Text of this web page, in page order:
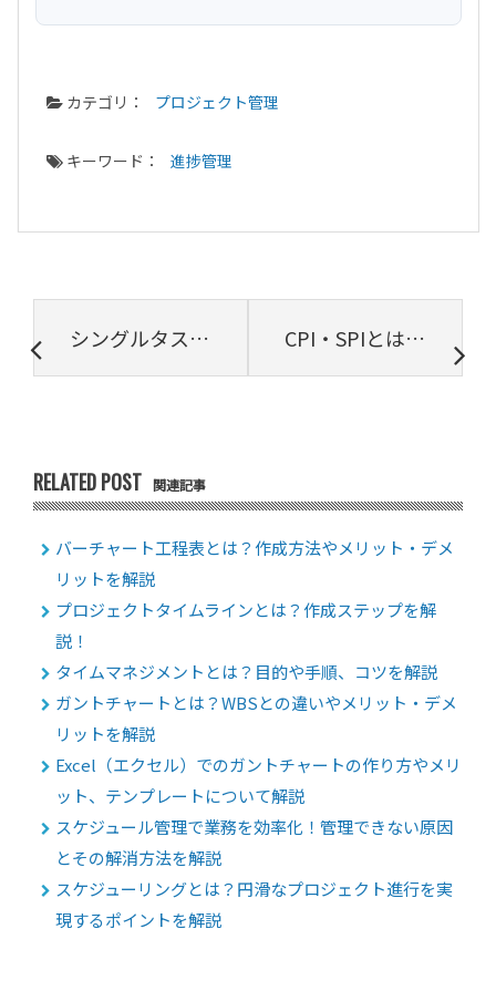
カテゴリ： プロジェクト管理
キーワード： 進捗管理
シングルタスクとは？概要・メリット・デメリット・やり方などを紹介 CPI・SPIとは？構成する要素や計算方法を解説
RELATED POST 関連記事
バーチャート工程表とは？作成方法やメリット・デメ
リットを解説
プロジェクトタイムラインとは？作成ステップを解
説！
タイムマネジメントとは？目的や手順、コツを解説
ガントチャートとは？WBSとの違いやメリット・デメ
リットを解説
Excel（エクセル）でのガントチャートの作り方やメリ
ット、テンプレートについて解説
スケジュール管理で業務を効率化！管理できない原因
とその解消方法を解説
スケジューリングとは？円滑なプロジェクト進行を実
現するポイントを解説